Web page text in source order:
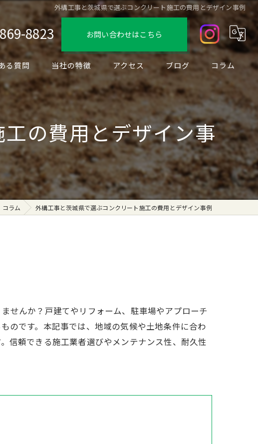
外構工事と茨城県で選ぶコンクリート施工の費用とデザイン事例
8823 お問い合わせはこちら
る質問 当社の特徴
デザイン
フェンス
駐車場
ブロック
リノベーション
アクセス ブログ コラム
の費用とデザイン事
コラム 外構工事と茨城県で選ぶコンクリート施工の費用とデザイン事例
せんか？戸建てやリフォーム、駐車場やアプローチ
のです。本記事では、地域の気候や土地条件に合わ
信頼できる施工業者選びやメンテナンス性、耐久性